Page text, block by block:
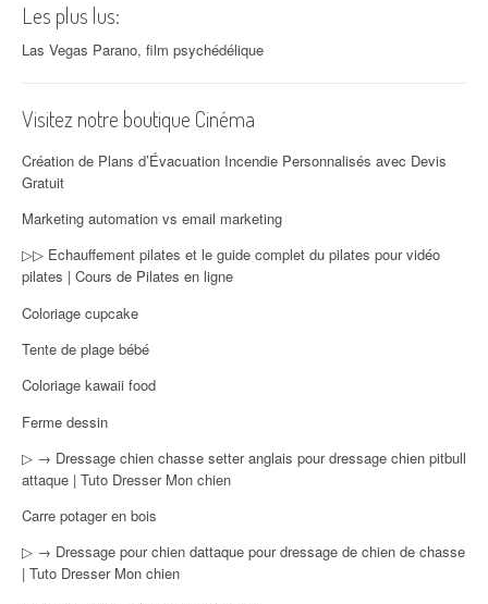
Les plus lus:
Las Vegas Parano, film psychédélique
Visitez notre boutique Cinéma
Création de Plans d’Évacuation Incendie Personnalisés avec Devis
Gratuit
Marketing automation vs email marketing
▷▷ Echauffement pilates et le guide complet du pilates pour vidéo
pilates | Cours de Pilates en ligne
Coloriage cupcake
Tente de plage bébé
Coloriage kawaii food
Ferme dessin
▷ → Dressage chien chasse setter anglais pour dressage chien pitbull
attaque | Tuto Dresser Mon chien
Carre potager en bois
▷ → Dressage pour chien dattaque pour dressage de chien de chasse
| Tuto Dresser Mon chien